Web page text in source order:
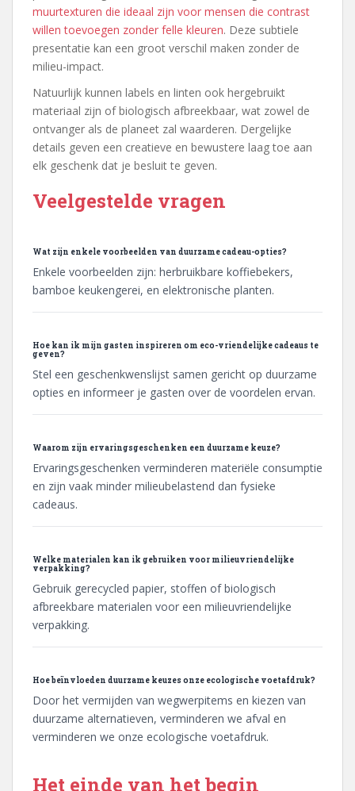
muurtexturen die ideaal zijn voor mensen die contrast
willen toevoegen zonder felle kleuren. Deze subtiele
presentatie kan een groot verschil maken zonder de
milieu-impact.
Natuurlijk kunnen labels en linten ook hergebruikt
materiaal zijn of biologisch afbreekbaar, wat zowel de
ontvanger als de planeet zal waarderen. Dergelijke
details geven een creatieve en bewustere laag toe aan
elk geschenk dat je besluit te geven.
Veelgestelde vragen
Wat zijn enkele voorbeelden van duurzame cadeau-opties?
Enkele voorbeelden zijn: herbruikbare koffiebekers,
bamboe keukengerei, en elektronische planten.
Hoe kan ik mijn gasten inspireren om eco-vriendelijke cadeaus te
geven?
Stel een geschenkwenslijst samen gericht op duurzame
opties en informeer je gasten over de voordelen ervan.
Waarom zijn ervaringsgeschenken een duurzame keuze?
Ervaringsgeschenken verminderen materiële consumptie
en zijn vaak minder milieubelastend dan fysieke
cadeaus.
Welke materialen kan ik gebruiken voor milieuvriendelijke
verpakking?
Gebruik gerecycled papier, stoffen of biologisch
afbreekbare materialen voor een milieuvriendelijke
verpakking.
Hoe beïnvloeden duurzame keuzes onze ecologische voetafdruk?
Door het vermijden van wegwerpitems en kiezen van
duurzame alternatieven, verminderen we afval en
verminderen we onze ecologische voetafdruk.
Het einde van het begin